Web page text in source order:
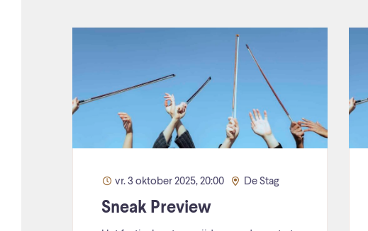
vr. 3 oktober 2025, 20:00 De Stag
Sneak Preview